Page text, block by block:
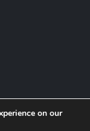
on our